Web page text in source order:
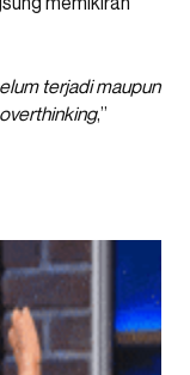
terjadi maupun
,”